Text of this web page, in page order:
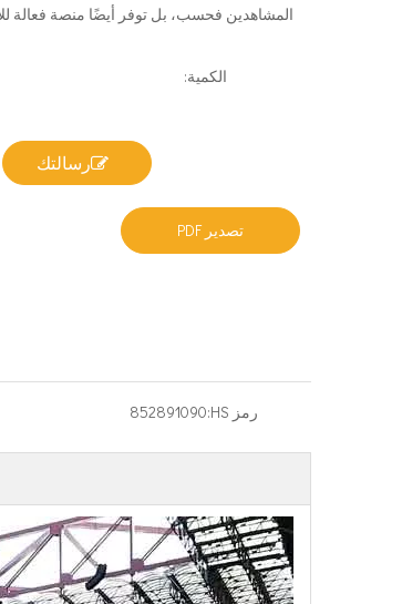
المشاهدين فحسب، بل توفر أيضًا منصة فعالة
الكمية:
رسالتك
تصدير PDF
رمز HS: 852891090